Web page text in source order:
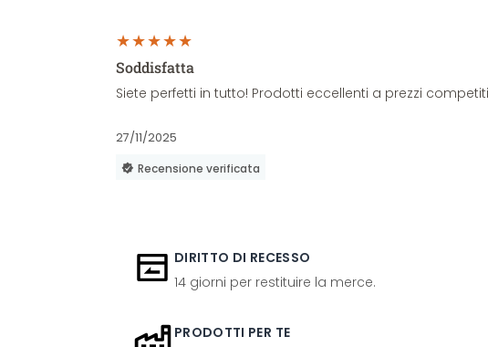
Soddisfatta
Siete perfetti in tutto! Prodotti eccellenti a prezzi
27/11/2025
Recensione verificata
DIRITTO DI RECESSO
14 giorni per restituire la merce.
PRODOTTI PER TE